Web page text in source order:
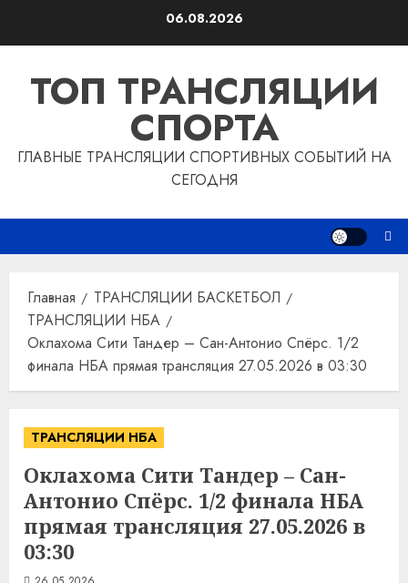
06.08.2026
ТОП ТРАНСЛЯЦИИ
СПОРТА
ГЛАВНЫЕ ТРАНСЛЯЦИИ СПОРТИВНЫХ СОБЫТИЙ НА
СЕГОДНЯ
Главная
ТРАНСЛЯЦИИ БАСКЕТБОЛ
ТРАНСЛЯЦИИ НБА
Оклахома Сити Тандер – Сан-Антонио Спёрс. 1/2
финала НБА прямая трансляция 27.05.2026 в 03:30
ТРАНСЛЯЦИИ НБА
Оклахома Сити Тандер – Сан-
Антонио Спёрс. 1/2 финала НБА
прямая трансляция 27.05.2026 в
03:30